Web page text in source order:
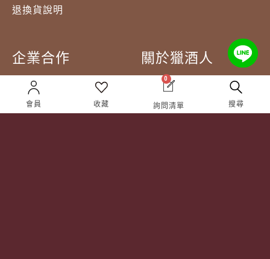
退換貨說明
企業合作
企業合作
成為合作夥伴 ＆ 大宗採
關於獵酒人
人才招募
隱私權條款
會員 收藏
0
詢問清單 搜尋